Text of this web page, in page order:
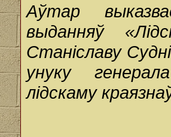
Аўтар
выданняў
Станіславу
унуку
лідскаму